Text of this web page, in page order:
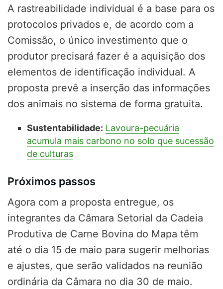
A rastreabilidade individual é a base para os
protocolos privados e, de acordo com a
Comissão, o único investimento que o
produtor precisará fazer é a aquisição dos
elementos de identificação individual. A
proposta prevê a inserção das informações
dos animais no sistema de forma gratuita.
Sustentabilidade: Lavoura-pecuária
acumula mais carbono no solo que sucessão
de culturas
Próximos passos
Agora com a proposta entregue, os
integrantes da Câmara Setorial da Cadeia
Produtiva de Carne Bovina do Mapa têm
até o dia 15 de maio para sugerir melhorias
e ajustes, que serão validados na reunião
ordinária da Câmara no dia 30 de maio.